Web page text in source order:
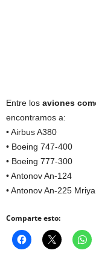
Entre los aviones
encontramos a:
• Airbus A380
• Boeing 747-400
• Boeing 777-300
• Antonov An-124
• Antonov An-225 Mriya
Comparte esto: